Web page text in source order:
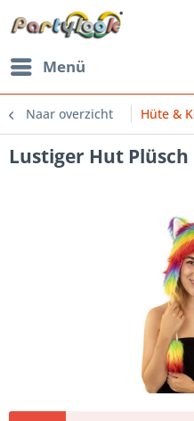
Menü
Naar overzicht Hüte &
Lustiger Hut